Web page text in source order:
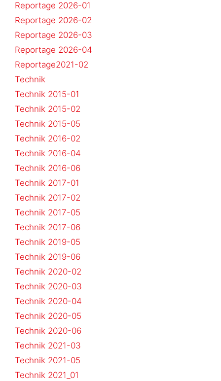
Reportage 2026-01
Reportage 2026-02
Reportage 2026-03
Reportage 2026-04
Reportage2021-02
Technik
Technik 2015-01
Technik 2015-02
Technik 2015-05
Technik 2016-02
Technik 2016-04
Technik 2016-06
Technik 2017-01
Technik 2017-02
Technik 2017-05
Technik 2017-06
Technik 2019-05
Technik 2019-06
Technik 2020-02
Technik 2020-03
Technik 2020-04
Technik 2020-05
Technik 2020-06
Technik 2021-03
Technik 2021-05
Technik 2021_01